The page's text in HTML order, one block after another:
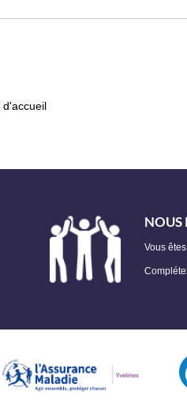
d'accueil
NOUS
Vous êtes